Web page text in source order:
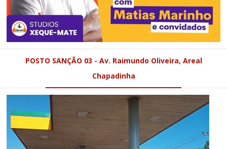
POSTO SANÇÃO 03 - Av. Raimundo Oliveira, Areal
Chapadinha